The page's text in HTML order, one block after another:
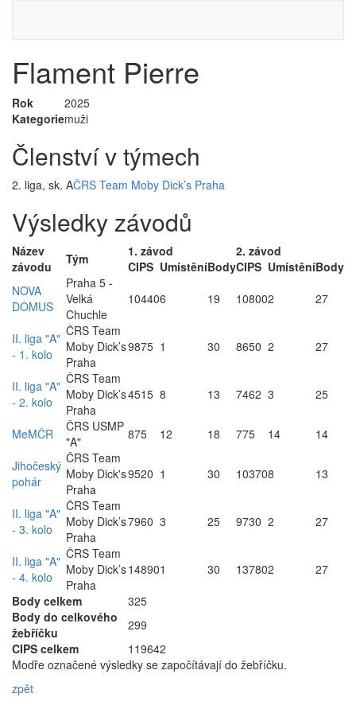
Flament Pierre
Rok
2025
Kategoriemuži
Členství v týmech
2. liga, sk. AČRS Team Moby Dick’s Praha
Výsledky závodů
Název
závodu
Tým 1. závod
2. závod
CIPS UmístěníBodyCIPS UmístěníBody
NOVA
DOMUS
Praha 5 -
Velká
Chuchle
104406 19 108002 27
II. liga "A"
- 1. kolo
ČRS Team
Moby Dick’s
Praha
9875 1 30 8650 2 27
II. liga "A"
- 2. kolo
ČRS Team
Moby Dick’s
Praha
4515 8 13 7462 3 25
MeMČR
ČRS USMP
"A"
875 12 18 775 14
14
Jihočeský
pohár
ČRS Team
Moby Dick's
Praha
9520 1 30 103708 13
II. liga "A"
- 3. kolo
ČRS Team
Moby Dick’s
Praha
7960 3 25 9730 2 27
II. liga "A"
- 4. kolo
ČRS Team
Moby Dick’s
Praha
148901 30 137802
27
Body celkem
325
Body do celkového
žebříčku
299
CIPS celkem
119642
Modře označené výsledky se započítávají do žebříčku.
zpět